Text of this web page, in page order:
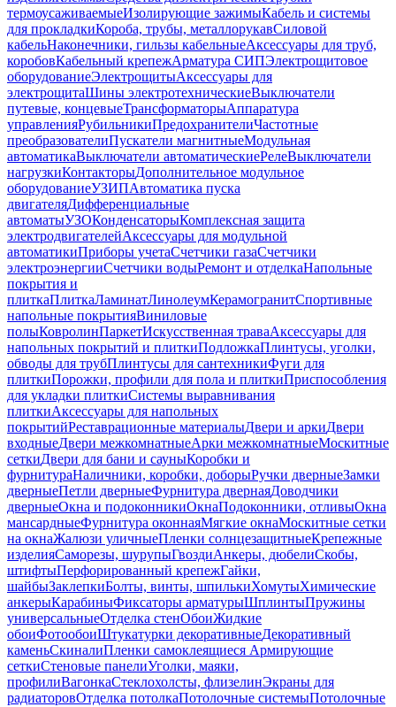
термоусаживаемыеИзолирующие зажимыКабель и системы
для прокладкиКороба, трубы, металлорукавСиловой
кабельНаконечники, гильзы кабельныеАксессуары для труб,
коробовКабельный крепежАрматура СИПЭлектрощитовое
оборудованиеЭлектрощитыАксессуары для
электрощитаШины электротехническиеВыключатели
путевые, концевыеТрансформаторыАппаратура
управленияРубильникиПредохранителиЧастотные
преобразователиПускатели магнитныеМодульная
автоматикаВыключатели автоматическиеРелеВыключатели
нагрузкиКонтакторыДополнительное модульное
оборудованиеУЗИПАвтоматика пуска
двигателяДифференциальные
автоматыУЗОКонденсаторыКомплексная защита
электродвигателейАксессуары для модульной
автоматикиПриборы учетаСчетчики газаСчетчики
электроэнергииСчетчики водыРемонт и отделкаНапольные
покрытия и
плиткаПлиткаЛаминатЛинолеумКерамогранитСпортивные
напольные покрытияВиниловые
полыКовролинПаркетИскусственная траваАксессуары для
напольных покрытий и плиткиПодложкаПлинтусы, уголки,
обводы для трубПлинтусы для сантехникиФуги для
плиткиПорожки, профили для пола и плиткиПриспособления
для укладки плиткиСистемы выравнивания
плиткиАксессуары для напольных
покрытийРеставрационные материалыДвери и аркиДвери
входныеДвери межкомнатныеАрки межкомнатныеМоскитные
сеткиДвери для бани и сауныКоробки и
фурнитураНаличники, коробки, доборыРучки дверныеЗамки
дверныеПетли дверныеФурнитура двернаяДоводчики
дверныеОкна и подоконникиОкнаПодоконники, отливыОкна
мансардныеФурнитура оконнаяМягкие окнаМоскитные сетки
на окнаЖалюзи уличныеПленки солнцезащитныеКрепежные
изделияСаморезы, шурупыГвоздиАнкеры, дюбелиСкобы,
штифтыПерфорированный крепежГайки,
шайбыЗаклепкиБолты, винты, шпилькиХомутыХимические
анкерыКарабиныФиксаторы арматурыШплинтыПружины
универсальныеОтделка стенОбоиЖидкие
обоиФотообоиШтукатурки декоративныеДекоративный
каменьСкиналиПленки самоклеящиеся Армирующие
сеткиСтеновые панелиУголки, маяки,
профилиВагонкаСтеклохолсты, флизелинЭкраны для
радиаторовОтделка потолкаПотолочные системыПотолочные